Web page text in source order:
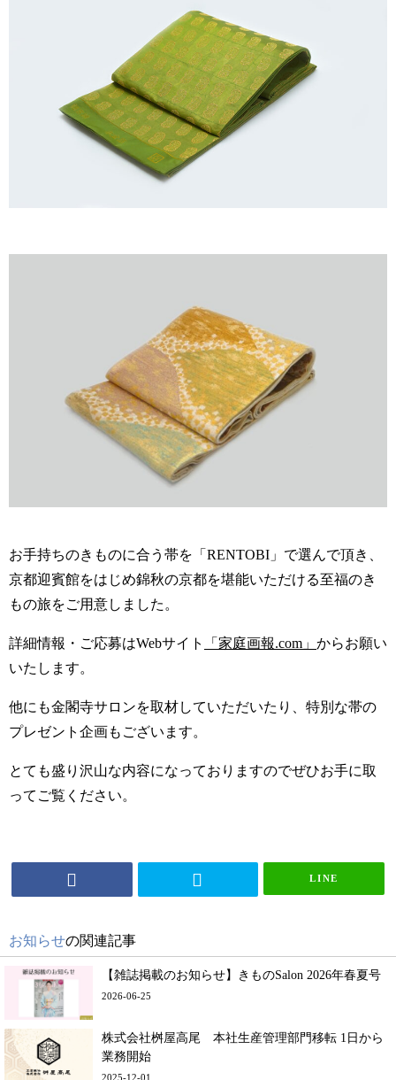
お手持ちのきものに合う帯を「RENTOBI」で選んで頂き、
京都迎賓館をはじめ錦秋の京都を堪能いただける至福のき
もの旅をご用意しました。
詳細情報・ご応募はWebサイト 「家庭画報.com」 からお願い
いたします。
他にも金閣寺サロンを取材していただいたり、特別な帯の
プレゼント企画もございます。
とても盛り沢山な内容になっておりますのでぜひお手に取
ってご覧ください。
LINE
お知らせの関連記事
【雑誌掲載のお知らせ】きものSalon 2026年春夏号
2026-06-25
株式会社桝屋高尾 本社生産管理部門移転 1日から
業務開始
2025-12-01